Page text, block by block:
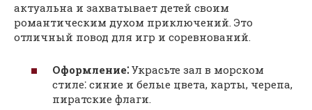
актуальна и захватывает детей своим
романтическим духом приключений. Это
отличный повод для игр и соревнований.
Оформление⁚ Украсьте зал в морском
стиле⁚ синие и белые цвета, карты, черепа,
пиратские флаги.